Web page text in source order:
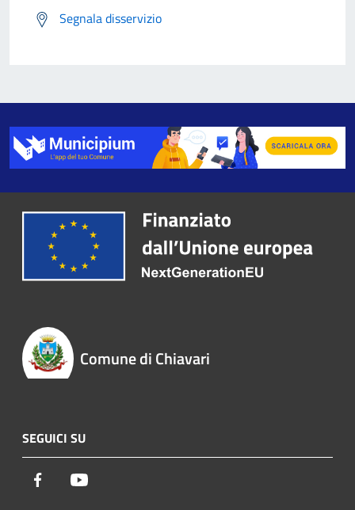
Segnala disservizio
Comune di Chiavari
SEGUICI SU
Facebook